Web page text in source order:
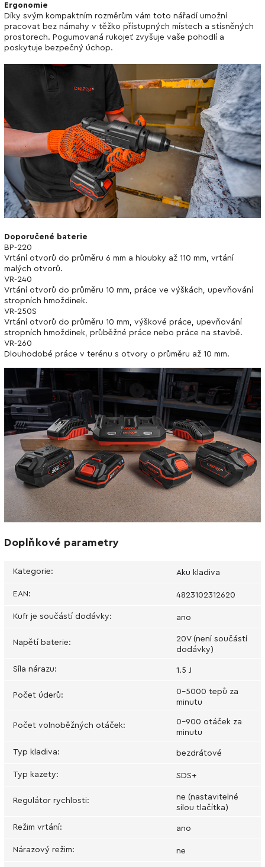
Ergonomie
Díky svým kompaktním rozměrům vám toto nářadí umožní
pracovat bez námahy v těžko přístupných místech a stísněných
prostorech. Pogumovaná rukojeť zvyšuje vaše pohodlí a
poskytuje bezpečný úchop.
Doporučené baterie
BP-220
Vrtání otvorů do průměru 6 mm a hloubky až 110 mm, vrtání
malých otvorů.
VR-240
Vrtání otvorů do průměru 10 mm, práce ve výškách, upevňování
stropních hmoždinek.
VR-250S
Vrtání otvorů do průměru 10 mm, výškové práce, upevňování
stropních hmoždinek, průběžné práce nebo práce na stavbě.
VR-260
Dlouhodobé práce v terénu s otvory o průměru až 10 mm.
Doplňkové parametry
Kategorie: Aku kladiva
EAN: 4823102312620
Kufr je součástí dodávky: ano
Napětí baterie:
20V (není součástí
dodávky)
Síla nárazu: 1.5 J
Počet úderů:
0-5000 tepů za
minutu
Počet volnoběžných otáček:
0-900 otáček za
minutu
Typ kladiva: bezdrátové
Typ kazety: SDS+
Regulátor rychlosti:
ne (nastavitelné
silou tlačítka)
Režim vrtání: ano
Nárazový režim: ne